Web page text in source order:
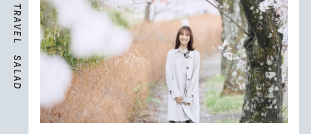
T
R
A
V
E
L
S
A
L
A
D